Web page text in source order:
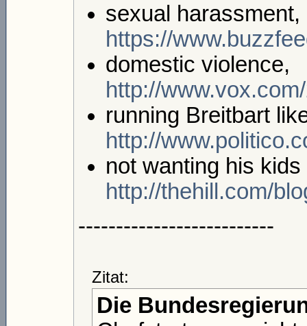
sexual harassment,
https://
domestic violence,
http://
running Breitbart
http://
not wanting his
http://thehill.com/
--------------------------
Zitat:
Die